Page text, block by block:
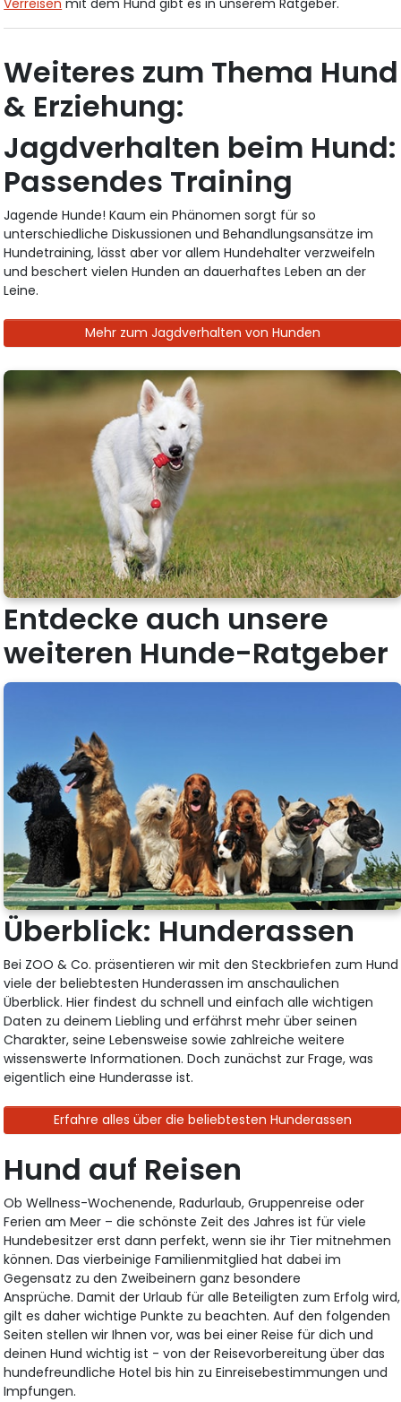
Verreisen mit dem Hund gibt es in unserem Ratgeber.
Weiteres zum Thema Hund
& Erziehung:
Jagdverhalten beim Hund:
Passendes Training
Jagende Hunde! Kaum ein Phänomen sorgt für so
unterschiedliche Diskussionen und Behandlungsansätze im
Hundetraining, lässt aber vor allem Hundehalter verzweifeln
und beschert vielen Hunden an dauerhaftes Leben an der
Leine.
Mehr zum Jagdverhalten von Hunden
Entdecke auch unsere
weiteren Hunde-Ratgeber
Überblick: Hunderassen
Bei ZOO & Co. präsentieren wir mit den Steckbriefen zum Hund
viele der beliebtesten Hunderassen im anschaulichen
Überblick. Hier findest du schnell und einfach alle wichtigen
Daten zu deinem Liebling und erfährst mehr über seinen
Charakter, seine Lebensweise sowie zahlreiche weitere
wissenswerte Informationen. Doch zunächst zur Frage, was
eigentlich eine Hunderasse ist.
Erfahre alles über die beliebtesten Hunderassen
Hund auf Reisen
Ob Wellness-Wochenende, Radurlaub, Gruppenreise oder
Ferien am Meer – die schönste Zeit des Jahres ist für viele
Hundebesitzer erst dann perfekt, wenn sie ihr Tier mitnehmen
können. Das vierbeinige Familienmitglied hat dabei im
Gegensatz zu den Zweibeinern ganz besondere
Ansprüche. Damit der Urlaub für alle Beteiligten zum Erfolg wird,
gilt es daher wichtige Punkte zu beachten. Auf den folgenden
Seiten stellen wir Ihnen vor, was bei einer Reise für dich und
deinen Hund wichtig ist - von der Reisevorbereitung über das
hundefreundliche Hotel bis hin zu Einreisebestimmungen und
Impfungen.